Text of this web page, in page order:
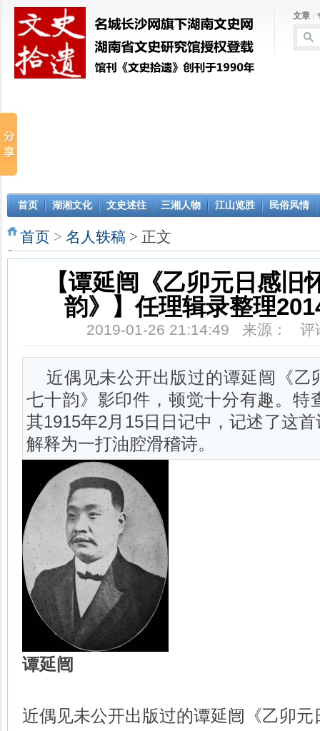
文章
首页 湖湘文化 文史述往 三湘人物 江山览胜 民俗风情
首页 > 名人轶稿 > 正文
【谭延闿《乙卯元日感旧
韵》】任理辑录整理
2019-01-26 21:14:49 来源： 评
近偶见未公开出版过的谭延闿《乙
七十韵》影印件，顿觉十分有趣。特
其1915年2月15日日记中，记述了这
解释为一打油腔滑稽诗。
谭延闿
近偶见未公开出版过的谭延闿《乙卯